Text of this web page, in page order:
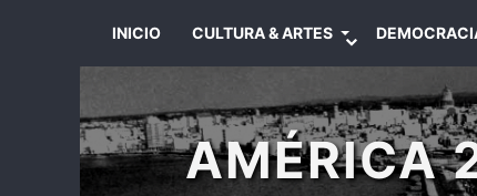
INICIO CULTURA & ARTES
AMÉRICA